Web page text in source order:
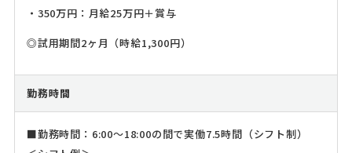
・350万円：月給25万円＋賞与
◎試用期間2ヶ月（時給1,300円）
勤務時間
■勤務時間：6:00～18:00の間で実働7.5時間（シフト制）